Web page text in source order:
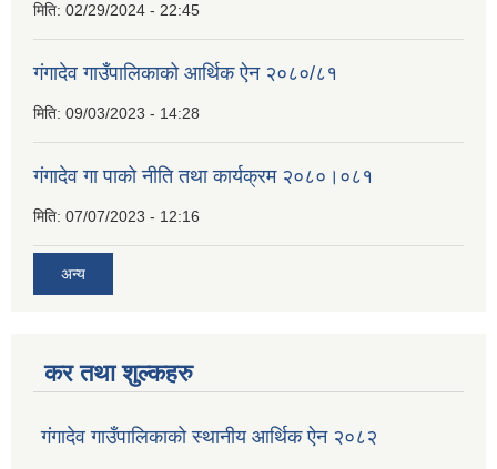
मिति: 02/29/2024 - 22:45
गंगादेव गाउँपालिकाको आर्थिक ऐन २०८०/८१
मिति: 09/03/2023 - 14:28
गंगादेव गा पाको नीति तथा कार्यक्रम २०८०।०८१
मिति: 07/07/2023 - 12:16
अन्य
कर तथा शुल्कहरु
गंगादेव गाउँपालिकाको स्थानीय आर्थिक ऐन २०८२